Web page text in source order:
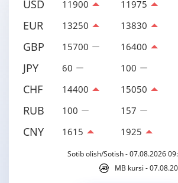
USD 11900 11975
EUR 13250 13830
GBP 15700 16400
JPY 60 100
CHF 14400 15050
RUB 100 157
CNY 1615 1925
Sotib olish/Sotish - 07.08.2026
MB kursi -